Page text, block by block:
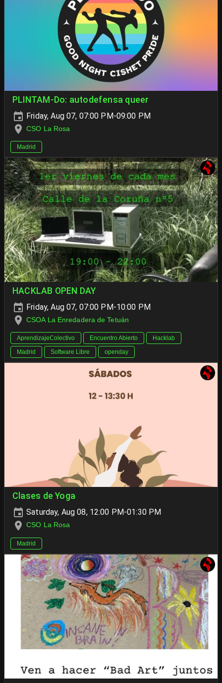
PLINTAM-Do: autodefensa queer
Friday, Aug 07, 07:00 PM-09:00 PM
CSO La Rosa
Madrid
HACKLAB OPEN DAY
Friday, Aug 07, 07:00 PM-10:00 PM
CSOA La Enredadera de Tetuán
AprendizajeColectivo Encuentro Abierto
Hacklab
Madrid
Software Libre openday
Clases de Yoga
Saturday, Aug 08, 12:00 PM-01:30 PM
CSO La Rosa
Madrid